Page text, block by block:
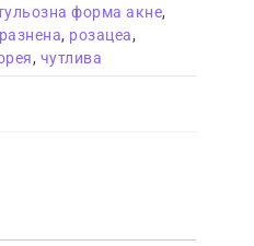
форма акне,
, розацеа,
, чутлива